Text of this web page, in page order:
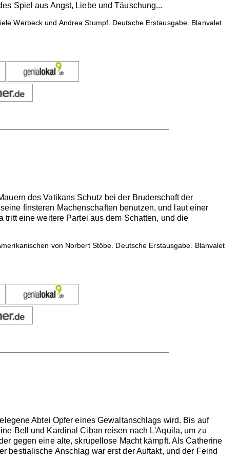
Spiel aus Angst, Liebe und Täuschung...
Werbeck und Andrea Stumpf. Deutsche Erstausgabe. Blanvalet
des Vatikans Schutz bei der Bruderschaft der
finsteren Machenschaften benutzen, und laut einer
eine weitere Partei aus dem Schatten, und die
von Norbert Stöbe. Deutsche Erstausgabe. Blanvalet
Abtei Opfer eines Gewaltanschlags wird. Bis auf
Bell und Kardinal Ciban reisen nach L'Aquila, um zu
gegen eine alte, skrupellose Macht kämpft. Als Catherine
bestialische Anschlag war erst der Auftakt, und der Feind